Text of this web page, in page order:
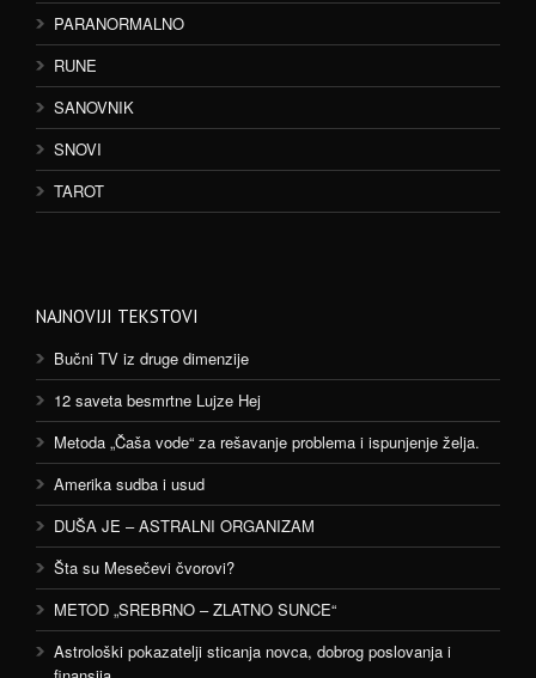
PARANORMALNO
RUNE
SANOVNIK
SNOVI
TAROT
NAJNOVIJI TEKSTOVI
Bučni TV iz druge dimenzije
12 saveta besmrtne Lujze Hej
Metoda „Čaša vode“ za rešavanje problema i ispunjenje želja.
Amerika sudba i usud
DUŠA JE – ASTRALNI ORGANIZAM
Šta su Mesečevi čvorovi?
METOD „SREBRNO – ZLATNO SUNCE“
Astrološki pokazatelji sticanja novca, dobrog poslovanja i